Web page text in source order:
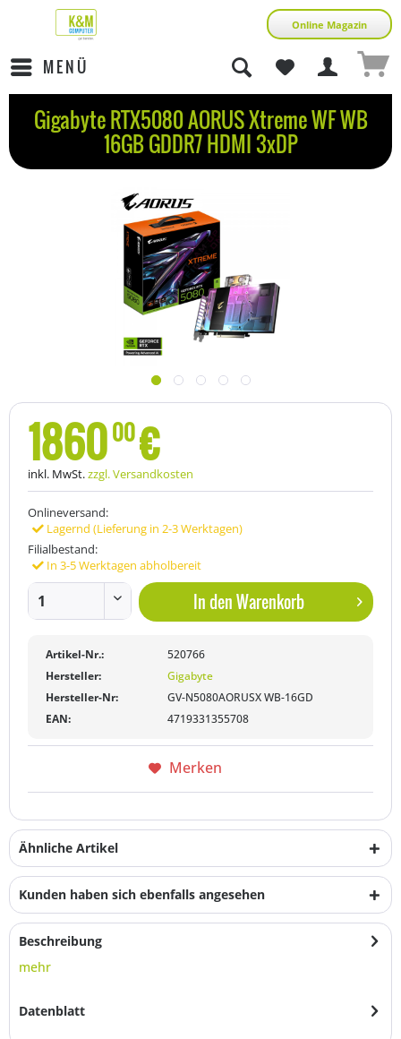
Online Magazin
MENÜ
Gigabyte RTX5080 AORUS Xtreme WF WB
16GB GDDR7 HDMI 3xDP
186000€
inkl. MwSt.zzgl. Versandkosten
Onlineversand:
Lagernd (Lieferung in 2-3 Werktagen)
Filialbestand:
In 3-5 Werktagen abholbereit
In denWarenkorb
Artikel-Nr.:
520766
Hersteller:
Gigabyte
Hersteller-Nr:
GV-N5080AORUSX WB-16GD
EAN:
4719331355708
Merken
Ähnliche Artikel
Kunden haben sich ebenfalls angesehen
Beschreibung
mehr
Datenblatt